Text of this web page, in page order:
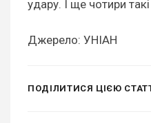
удару. І ще чотири
Джерело: УНІАН
ПОДІЛИТИСЯ ЦІЄЮ